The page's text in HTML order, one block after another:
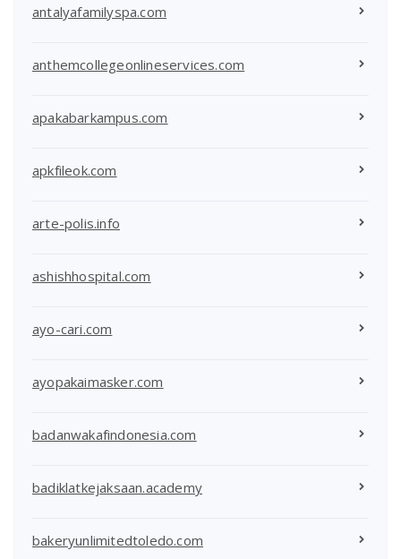
antalyafamilyspa.com
anthemcollegeonlineservices.com
apakabarkampus.com
apkfileok.com
arte-polis.info
ashishhospital.com
ayo-cari.com
ayopakaimasker.com
badanwakafindonesia.com
badiklatkejaksaan.academy
bakeryunlimitedtoledo.com